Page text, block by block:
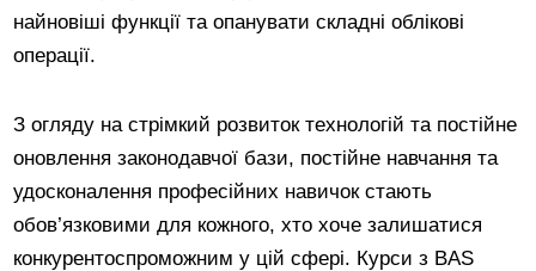
найновіші функції та опанувати складні облікові
операції.
З огляду на стрімкий розвиток технологій та постійне
оновлення законодавчої бази, постійне навчання та
удосконалення професійних навичок стають
обов’язковими для кожного, хто хоче залишатися
конкурентоспроможним у цій сфері. Курси з BAS